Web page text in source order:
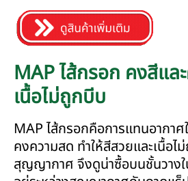
MAP ไส้กรอก คงสีแล
เนื้อไม่ถูกบีบ
MAP ไส้กรอกคือการแทนอากา
คงความสด ทำให้สีสวยและเนื้อ
สุญญากาศ จึงดูน่าซื้อบนชั้นวางใ